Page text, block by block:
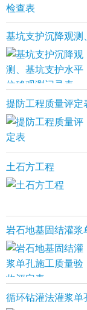
基坑支护沉降观
提防工程质量评定
土石方工程
岩石地基固结灌
循环钻灌法灌浆